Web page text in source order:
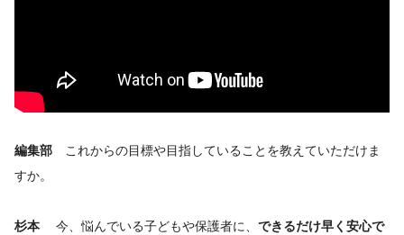
編集部
これからの目標や目指していることを教えていただけま
すか。
杉本 今、悩んでいる子どもや保護者に、 できるだけ早く安心で